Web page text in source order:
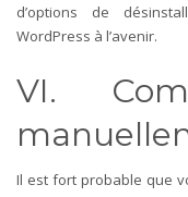
d’options de
WordPress à l’avenir.
VI.
Il est fort probable que